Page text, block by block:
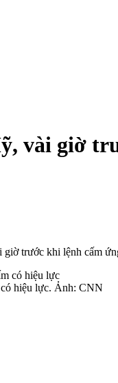
vài giờ
trước khi lệnh cấm
hiệu lực. Ảnh: CNN